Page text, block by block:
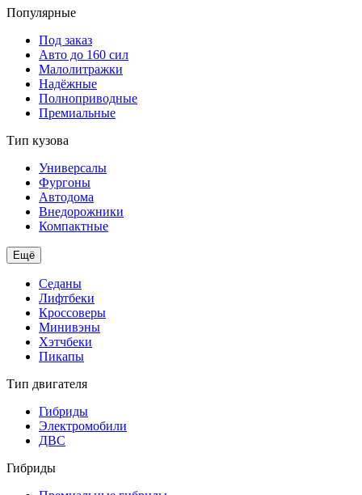
Популярные
Под заказ
Авто до 160 сил
Малолитражки
Надёжные
Полноприводные
Премиальные
Тип кузова
Универсалы
Фургоны
Автодома
Внедорожники
Компактные
Ещё
Седаны
Лифтбеки
Кроссоверы
Минивэны
Хэтчбеки
Пикапы
Тип двигателя
Гибриды
Электромобили
ДВС
Гибриды